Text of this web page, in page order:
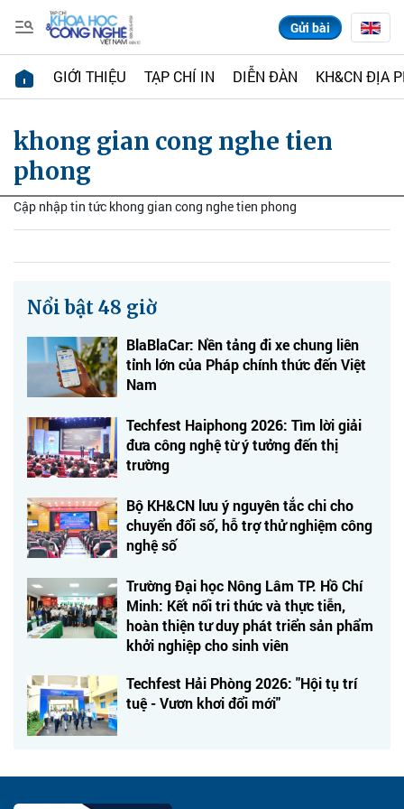
Gửi bài
GIỚI THIỆU TẠP CHÍ IN DIỄN ĐÀN KH&CN ĐỊA
khong gian cong nghe tien
phong
Cập nhập tin tức khong gian cong nghe tien phong
Nổi bật 48 giờ
BlaBlaCar: Nền tảng đi xe chung liên
tỉnh lớn của Pháp chính thức đến Việt
Nam
Techfest Haiphong 2026: Tìm lời giải
đưa công nghệ từ ý tưởng đến thị
trường
Bộ KH&CN lưu ý nguyên tắc chi cho
chuyển đổi số, hỗ trợ thử nghiệm công
nghệ số
Trường Đại học Nông Lâm TP. Hồ Chí
Minh: Kết nối tri thức và thực tiễn,
hoàn thiện tư duy phát triển sản phẩm
khởi nghiệp cho sinh viên
Techfest Hải Phòng 2026: "Hội tụ trí
tuệ - Vươn khơi đổi mới"